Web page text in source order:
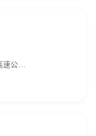
速公…